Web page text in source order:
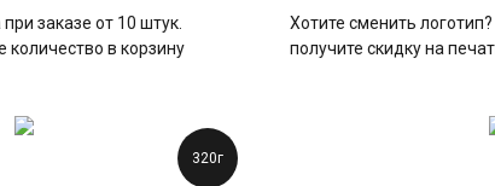
заказе от 10 штук.
количество в корзину
Хотите сменить
получите скидку на
320г